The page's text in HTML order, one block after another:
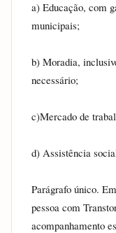
a) Educação, com
municipais;
b) Moradia,
necessário;
c)Mercado de
d) Assistência
Parágrafo único.
pessoa com
acompanhamento